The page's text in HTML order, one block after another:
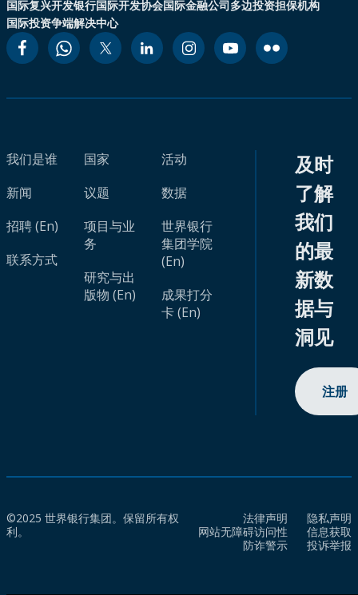
国际复兴开发银行国际开发协会国际金融公司多边投资担保机构
国际投资争端解决中心
我们是谁
新闻
招聘 (En)
联系方式
国家
议题
项目与业
务
研究与出
版物 (En)
活动
数据
世界银行
集团学院
(En)
成果打分
卡 (En)
及时
了解
我们
的最
新数
据与
洞见
注册
©2025 世界银行集团。保留所有权
利。
法律声明
隐私声明
网站无障碍访问性
信息获取
防诈警示
投诉举报